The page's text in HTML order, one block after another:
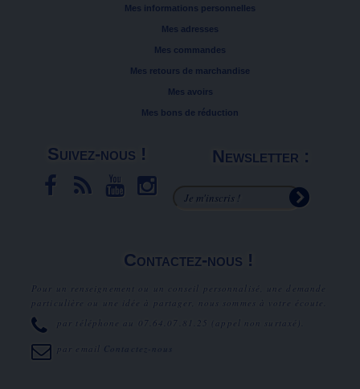
Mes informations personnelles
Mes adresses
Mes commandes
Mes retours de marchandise
Mes avoirs
Mes bons de réduction
Suivez-nous ! Newsletter :
Contactez-nous !
Pour un renseignement ou un conseil personnalisé, une demande
particulière ou une idée à partager, nous sommes à votre écoute.
par téléphone au
07.64.07.81.25 (appel non surtaxé).
par email Contactez-nous